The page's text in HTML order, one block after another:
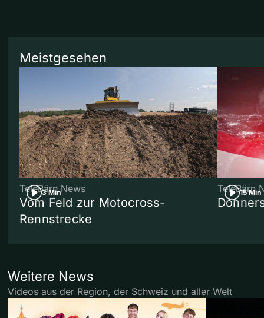
Meistgesehen
3 Min
TeleBärn News
Vom Feld zur Motocross-
Rennstrecke
15 Min
TeleBärn
Weitere News
Videos aus der Region, der Schweiz und aller Welt